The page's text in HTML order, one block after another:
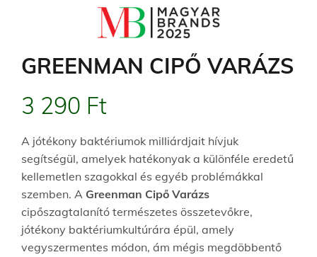
GREENMAN CIPŐ VARÁZS
3 290 Ft
A jótékony baktériumok milliárdjait hívjuk
segítségül, amelyek hatékonyak a különféle eredetű
kellemetlen szagokkal és egyéb problémákkal
szemben. A Greenman Cipő Varázs
cipőszagtalanító természetes összetevőkre,
jótékony baktériumkultúrára épül, amely
vegyszermentes módon, ám mégis megdöbbentő